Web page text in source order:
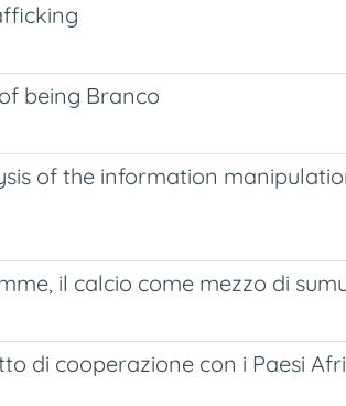
being Branco
of the information
il calcio come mezzo di
di cooperazione con i Paesi